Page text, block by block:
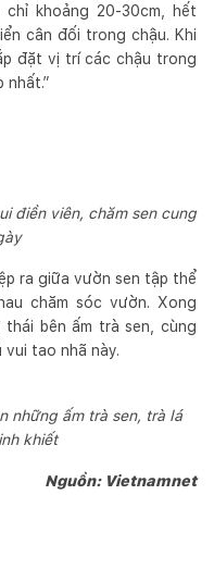
khoảng 20-30cm, hết
cân đối trong chậu. Khi
đặt vị trí các chậu trong
nhất.”
điền viên, chăm sen cung
ra giữa vườn sen tập thể
chăm sóc vườn. Xong
bên ấm trà sen, cùng
tao nhã này.
những ấm trà sen, trà lá
khiết
Nguồn: Vietnamnet